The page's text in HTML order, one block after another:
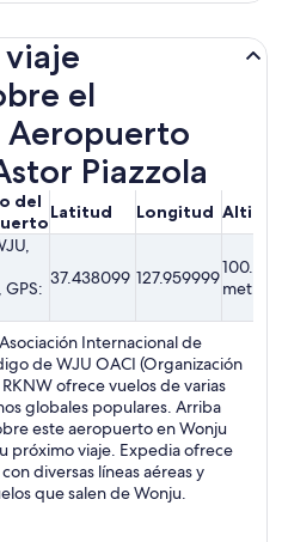
el
Piazzola
del Latitud Longitud Altitud
GPS: 37.438099 127.959999100.28
metros
Internacional de
de WJU OACI (Organización
ofrece vuelos de varias
globales populares. Arriba
este aeropuerto en Wonju
próximo viaje. Expedia ofrece
diversas líneas aéreas y
que salen de Wonju.